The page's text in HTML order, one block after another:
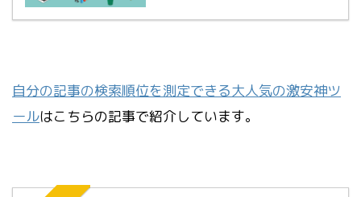
自分の記事の検索順位を測定できる大人気の激安神ツ
ールはこちらの記事で紹介しています。